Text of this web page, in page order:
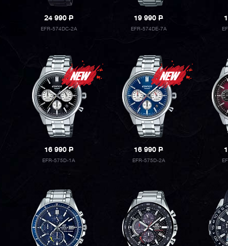
24 990P
EFR-574DC-2A
19 990P
EFR-574DE-7A
16 990P
EFR-575D-1A
16 990P
EFR-575D-2A